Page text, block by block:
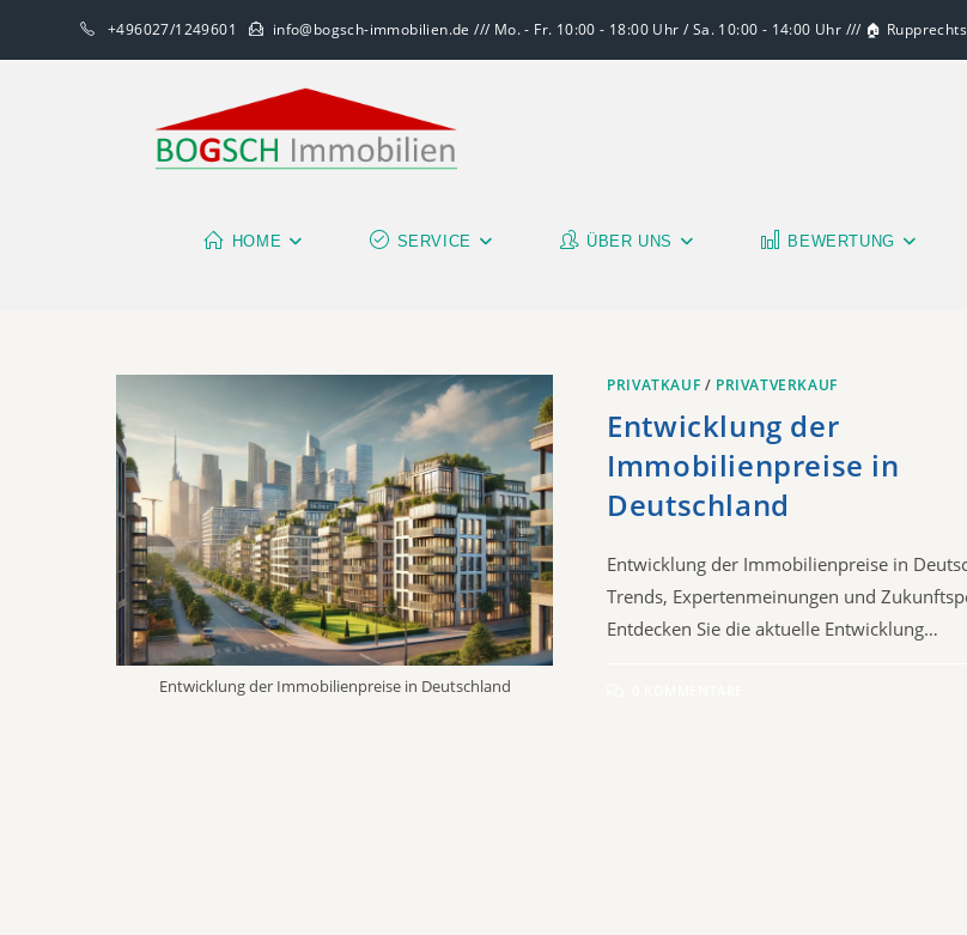
+496027/1249601 info@bogsch-immobilien.de /// Mo. - Fr. 10:00 - 18:00 Uhr / Sa. 10:00 - 14:00 Uhr /// 🏠
HOME SERVICE ÜBER UNS BEWERTUNG
Entwicklung der Immobilienpreise in Deutschland
PRIVATKAUF / PRIVATVERKAUF
Entwicklung der
Immobilienpreise in
Deutschland
Entwicklung der Immobilienpreise in
Trends, Expertenmeinungen und
Entdecken Sie die aktuelle Entwicklung…